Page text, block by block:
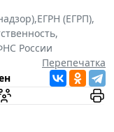
,ЕГРН (ЕГРП),
,
России
Перепечатка